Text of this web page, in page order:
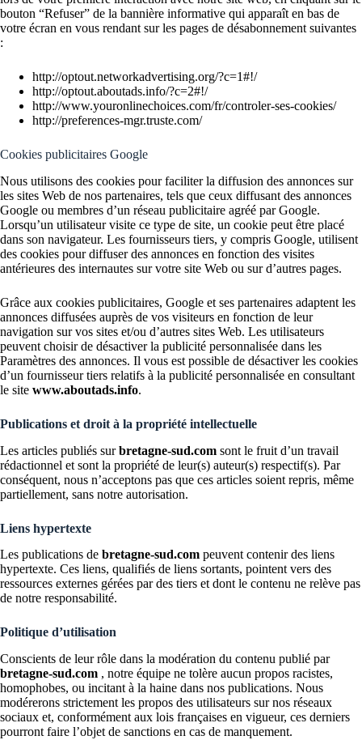
bouton “Refuser” de la bannière informative qui apparaît en bas de
votre écran en vous rendant sur les pages de désabonnement suivantes
:
http://optout.networkadvertising.org/?c=1#!/
http://optout.aboutads.info/?c=2#!/
http://www.youronlinechoices.com/fr/controler-ses-cookies/
http://preferences-mgr.truste.com/
Cookies publicitaires Google
Nous utilisons des cookies pour faciliter la diffusion des annonces sur
les sites Web de nos partenaires, tels que ceux diffusant des annonces
Google ou membres d’un réseau publicitaire agréé par Google.
Lorsqu’un utilisateur visite ce type de site, un cookie peut être placé
dans son navigateur. Les fournisseurs tiers, y compris Google, utilisent
des cookies pour diffuser des annonces en fonction des visites
antérieures des internautes sur votre site Web ou sur d’autres pages.
Grâce aux cookies publicitaires, Google et ses partenaires adaptent les
annonces diffusées auprès de vos visiteurs en fonction de leur
navigation sur vos sites et/ou d’autres sites Web. Les utilisateurs
peuvent choisir de désactiver la publicité personnalisée dans les
Paramètres des annonces. Il vous est possible de désactiver les cookies
d’un fournisseur tiers relatifs à la publicité personnalisée en consultant
le site www.aboutads.info.
Publications et droit à la propriété intellectuelle
Les articles publiés surbretagne-sud.com sont le fruit d’un travail
rédactionnel et sont la propriété de leur(s) auteur(s) respectif(s). Par
conséquent, nous n’acceptons pas que ces articles soient repris, même
partiellement, sans notre autorisation.
Liens hypertexte
Les publications de bretagne-sud.com peuvent contenir des liens
hypertexte. Ces liens, qualifiés de liens sortants, pointent vers des
ressources externes gérées par des tiers et dont le contenu ne relève pas
de notre responsabilité.
Politique d’utilisation
Conscients de leur rôle dans la modération du contenu publié par
bretagne-sud.com , notre équipe ne tolère aucun propos racistes,
homophobes, ou incitant à la haine dans nos publications. Nous
modérerons strictement les propos des utilisateurs sur nos réseaux
sociaux et, conformément aux lois françaises en vigueur, ces derniers
pourront faire l’objet de sanctions en cas de manquement.